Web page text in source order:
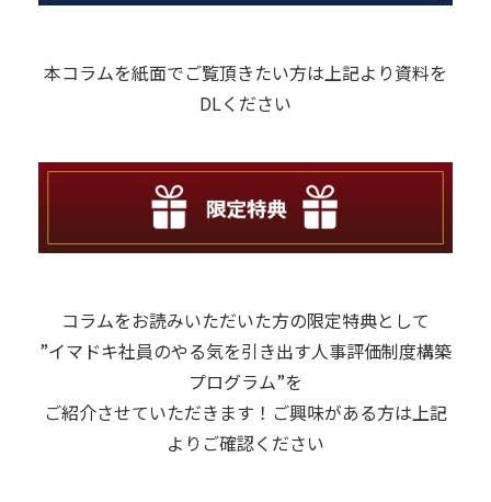
本コラムを紙面でご覧頂きたい方は上記より資料を
DLください
コラムをお読みいただいた方の限定特典として
”イマドキ社員のやる気を引き出す人事評価制度構築
プログラム”を
ご紹介させていただきます！ご興味がある方は上記
よりご確認ください